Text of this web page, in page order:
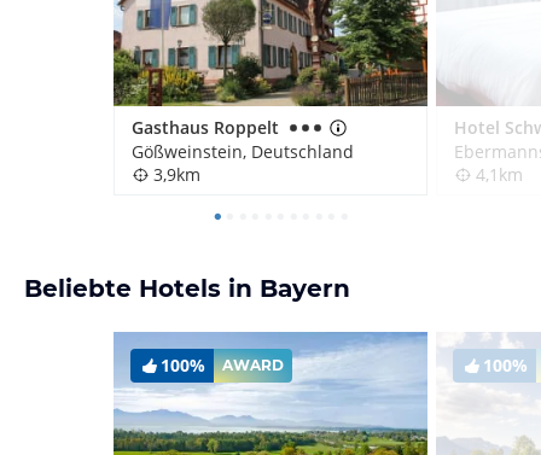
Gasthaus Roppelt
Gößweinstein, Deutschland
3,9km
4,1km
Beliebte Hotels in Bayern
100% AWARD 100%